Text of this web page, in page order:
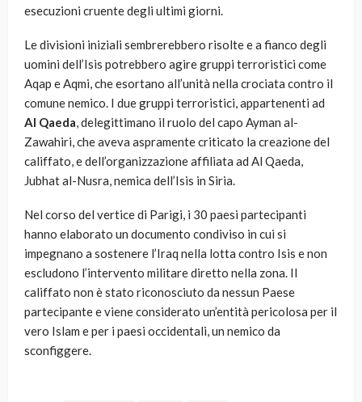
esecuzioni cruente degli ultimi giorni.
Le divisioni iniziali sembrerebbero risolte e a fianco degli
uomini dell’Isis potrebbero agire gruppi terroristici come
Aqap e Aqmi, che esortano all’unità nella crociata contro il
comune nemico. I due gruppi terroristici, appartenenti ad
Al Qaeda, delegittimano il ruolo del capo Ayman al-
Zawahiri, che aveva aspramente criticato la creazione del
califfato, e dell’organizzazione affiliata ad Al Qaeda,
Jubhat al-Nusra, nemica dell’Isis in Siria.
Nel corso del vertice di Parigi, i 30 paesi partecipanti
hanno elaborato un documento condiviso in cui si
impegnano a sostenere l’Iraq nella lotta contro Isis e non
escludono l’intervento militare diretto nella zona. Il
califfato non è stato riconosciuto da nessun Paese
partecipante e viene considerato un’entità pericolosa per il
vero Islam e per i paesi occidentali, un nemico da
sconfiggere.